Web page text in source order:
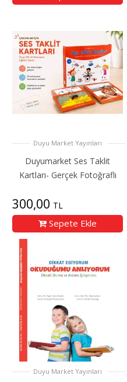
Duyu Market Yayınları
Duyumarket Ses Taklit
Kartları- Gerçek Fotoğraflı
300,00 TL
Sepete Ekle
Duyu Market Yayınları